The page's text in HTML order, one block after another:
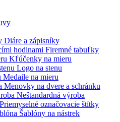
Diáre a zápisníky
Firemné tabuľky
Kľúčenky na mieru
Logo na stenu
Medaile na mieru
Menovky na dvere a schránku
Neštandardná výroba
Priemyselné označovacie štítky
Šablóny na nástrek